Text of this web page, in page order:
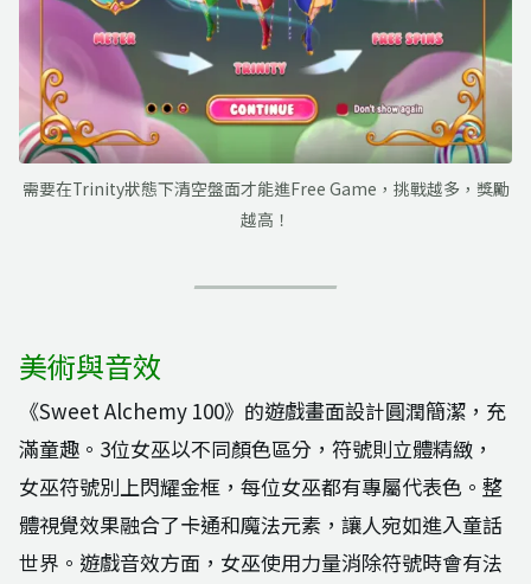
需要在Trinity狀態下清空盤面才能進Free Game，挑戰越多，獎勵
越高！
美術與音效
《Sweet Alchemy 100》的遊戲畫面設計圓潤簡潔，充
滿童趣。3位女巫以不同顏色區分，符號則立體精緻，
女巫符號別上閃耀金框，每位女巫都有專屬代表色。整
體視覺效果融合了卡通和魔法元素，讓人宛如進入童話
世界。遊戲音效方面，女巫使用力量消除符號時會有法